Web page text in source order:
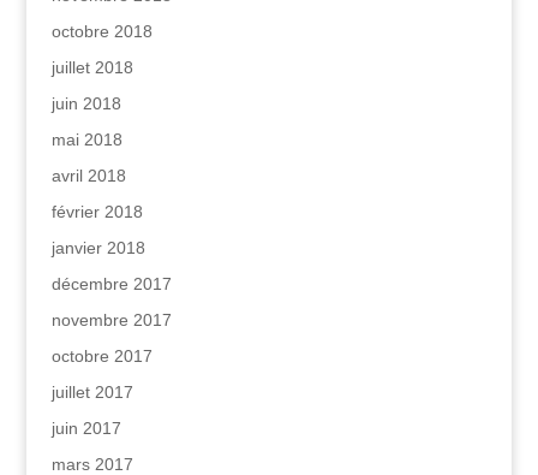
octobre 2018
juillet 2018
juin 2018
mai 2018
avril 2018
février 2018
janvier 2018
décembre 2017
novembre 2017
octobre 2017
juillet 2017
juin 2017
mars 2017